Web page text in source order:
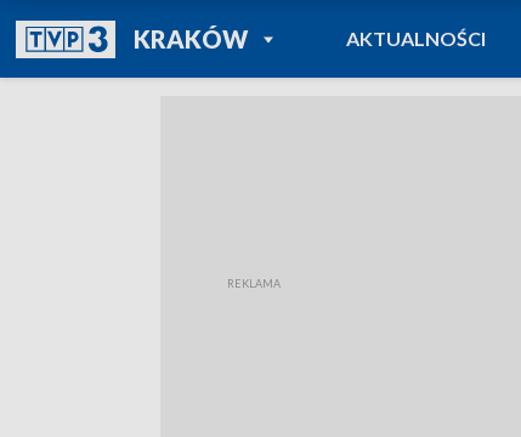
KRAKÓWPOWRÓT DO
TVP REGIONY
AKTUALNOŚCI